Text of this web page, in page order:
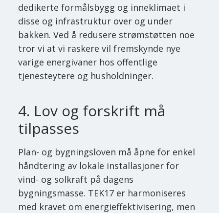
dedikerte formålsbygg og inneklimaet i
disse og infrastruktur over og under
bakken. Ved å redusere strømstøtten noe
tror vi at vi raskere vil fremskynde nye
varige energivaner hos offentlige
tjenesteytere og husholdninger.
4. Lov og forskrift må
tilpasses
Plan- og bygningsloven må åpne for enkel
håndtering av lokale installasjoner for
vind- og solkraft på dagens
bygningsmasse. TEK17 er harmoniseres
med kravet om energieffektivisering, men